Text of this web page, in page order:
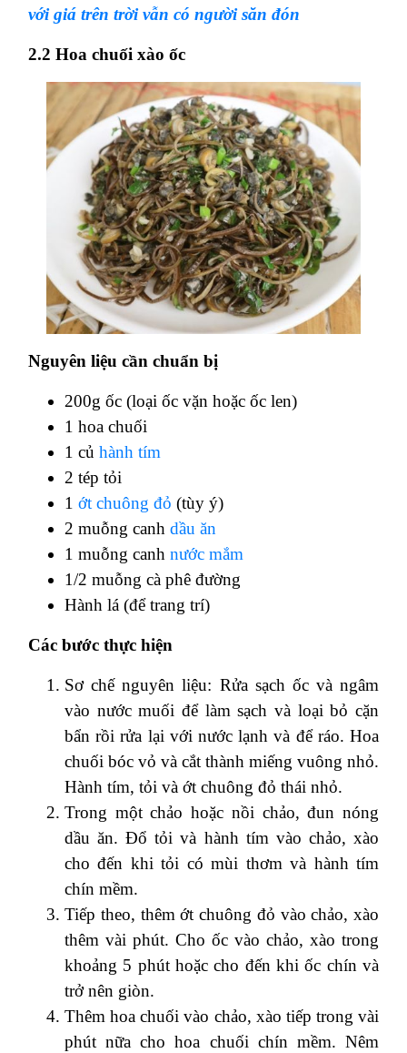
với giá trên trời vẫn có người săn đón
2.2 Hoa chuối xào ốc
Nguyên liệu cần chuẩn bị
200g ốc (loại ốc vặn hoặc ốc len)
1 hoa chuối
1 củ hành tím
2 tép tỏi
1 ớt chuông đỏ (tùy ý)
2 muỗng canh dầu ăn
1 muỗng canh nước mắm
1/2 muỗng cà phê đường
Hành lá (để trang trí)
Các bước thực hiện
Sơ chế nguyên liệu: Rửa sạch ốc và ngâm
vào nước muối để làm sạch và loại bỏ cặn
bẩn rồi rửa lại với nước lạnh và để ráo. Hoa
chuối bóc vỏ và cắt thành miếng vuông nhỏ.
Hành tím, tỏi và ớt chuông đỏ thái nhỏ.
Trong một chảo hoặc nồi chảo, đun nóng
dầu ăn. Đổ tỏi và hành tím vào chảo, xào
cho đến khi tỏi có mùi thơm và hành tím
chín mềm.
Tiếp theo, thêm ớt chuông đỏ vào chảo, xào
thêm vài phút. Cho ốc vào chảo, xào trong
khoảng 5 phút hoặc cho đến khi ốc chín và
trở nên giòn.
Thêm hoa chuối vào chảo, xào tiếp trong vài
phút nữa cho hoa chuối chín mềm. Nêm